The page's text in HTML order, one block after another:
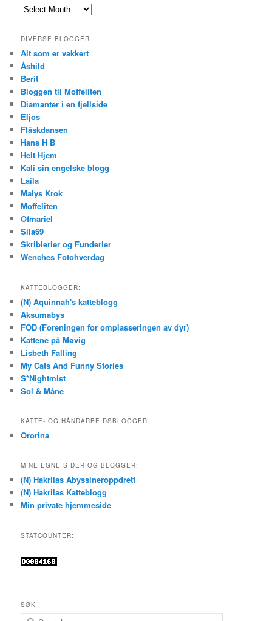
Arikv:
DIVERSE BLOGGER:
Alt som er vakkert
Åshild
Berit
Bloggen til Moffeliten
Diamanter i en fjellside
Eljos
Fläskdansen
Hans H B
Helt Hjem
Kali sin engelske blogg
Laila
Malys Krok
Moffeliten
Ofmariel
Sila69
Skriblerier og Funderier
Wenches Fotohverdag
KATTEBLOGGER:
(N) Aquinnah's katteblogg
Aksumabys
FOD (Foreningen for omplasseringen av dyr)
Kattene på Møvig
Lisbeth Falling
My Cats And Funny Stories
S*Nightmist
Sol & Måne
KATTE- OG HÅNDARBEIDSBLOGGER:
Ororina
MINE EGNE SIDER OG BLOGGER:
(N) Hakrilas Abyssineroppdrett
(N) Hakrilas Katteblogg
Min private hjemmeside
STATCOUNTER:
SØK